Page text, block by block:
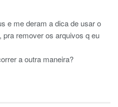
e me deram a dica de usar o
remover os arquivos q eu
a outra maneira?